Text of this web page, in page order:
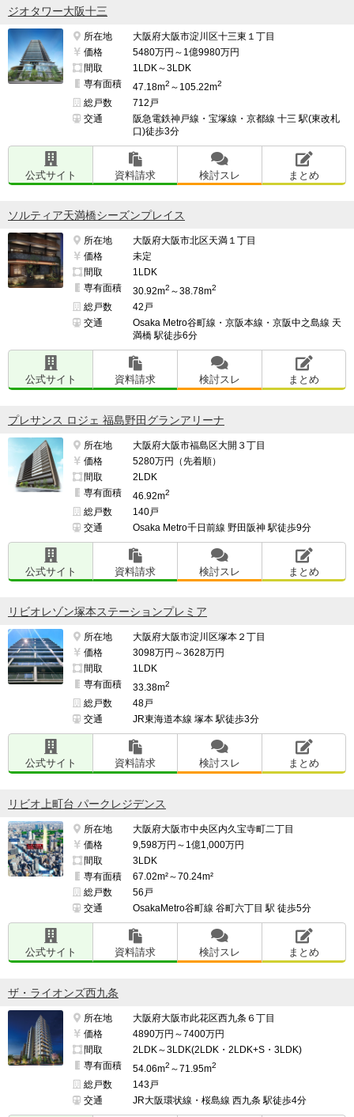
ジオタワー大阪十三
所在地
大阪府大阪市淀川区十三東１丁目
価格
5480万円～1億9980万円
間取
1LDK～3LDK
専有面積
47.18m2 ～105.22m2
総戸数
712戸
交通
阪急電鉄神戸線・宝塚線・京都線 十三 駅(東改札
口)徒歩3分
公式サイト 資料請求 検討スレ まとめ
ソルティア天満橋シーズンプレイス
所在地
大阪府大阪市北区天満１丁目
価格
未定
間取
1LDK
専有面積
30.92m2 ～38.78m2
総戸数
42戸
交通
Osaka Metro谷町線・京阪本線・京阪中之島線 天
満橋 駅徒歩6分
公式サイト 資料請求 検討スレ まとめ
プレサンス ロジェ 福島野田グランアリーナ
所在地
大阪府大阪市福島区大開３丁目
価格
5280万円（先着順）
間取
2LDK
専有面積
46.92m2
総戸数
140戸
交通
Osaka Metro千日前線 野田阪神 駅徒歩9分
公式サイト 資料請求 検討スレ まとめ
リビオレゾン塚本ステーションプレミア
所在地
大阪府大阪市淀川区塚本２丁目
価格
3098万円～3628万円
間取
1LDK
専有面積
33.38m2
総戸数
48戸
交通
JR東海道本線 塚本 駅徒歩3分
公式サイト 資料請求 検討スレ まとめ
リビオ上町台 パークレジデンス
所在地
大阪府大阪市中央区内久宝寺町二丁目
価格
9,598万円～1億1,000万円
間取
3LDK
専有面積
67.02m²～70.24m²
総戸数
56戸
交通
OsakaMetro谷町線 谷町六丁目 駅 徒歩5分
公式サイト 資料請求 検討スレ まとめ
ザ・ライオンズ西九条
所在地
大阪府大阪市此花区西九条６丁目
価格
4890万円～7400万円
間取
2LDK～3LDK(2LDK・2LDK+S・3LDK)
専有面積
54.06m2 ～71.95m2
総戸数
143戸
交通
JR大阪環状線・桜島線 西九条 駅徒歩4分